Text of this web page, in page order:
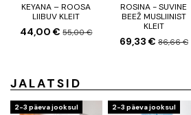
KEYANA – ROOSA
LIIBUV KLEIT
44,00 €55,00 €
ROSINA - SUVINE
BEEŽ MUSLIINIST
KLEIT
69,33 € 86,66 €
JALATSID
2-3 päeva jooksul
2-3 päeva jooksul